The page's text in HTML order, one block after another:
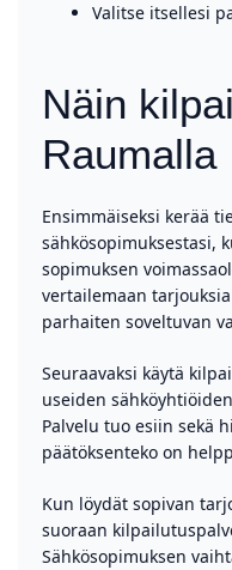
Valitse itsellesi
Näin
Raumalla
Ensimmäiseksi kerää
sähkösopimuksestasi,
sopimuksen
vertailemaan
parhaiten soveltuvan
Seuraavaksi käytä
useiden
Palvelu tuo esiin sekä
päätöksenteko on
Kun löydät sopivan
suoraan
Sähkösopimuksen